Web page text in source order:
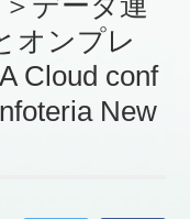
オンプレ
Cloud conf
New